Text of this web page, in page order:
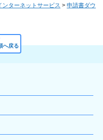
ンターネットサービス > 申請書ダウ
へ戻る